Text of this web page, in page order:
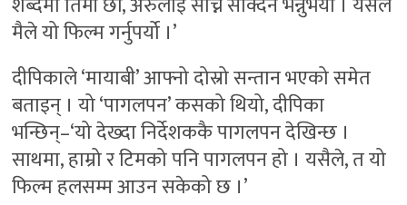
मैले यो फिल्म गर्नुपर्यो ।’
दीपिकाले ‘मायाबी’ आफ्नो दोस्रो सन्तान भएको समेत
बताइन् । यो ‘पागलपन’ कसको थियो, दीपिका
भन्छिन्–‘यो देख्दा निर्देशककै पागलपन देखिन्छ ।
साथमा, हाम्रो र टिमको पनि पागलपन हो । यसैले, त यो
फिल्म हलसम्म आउन सकेको छ ।’